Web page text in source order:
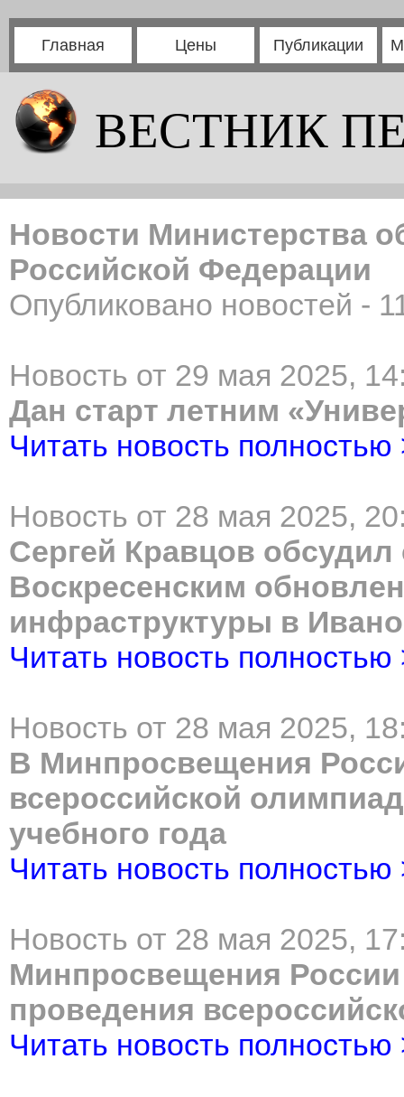
Главная Цены Публикации
ВЕСТНИК
Новости Министерства
Российской Федерации
Опубликовано новостей -
Новость от 29 мая 2025,
Дан старт летним
Читать новость полностью
Новость от 28 мая 2025,
Сергей Кравцов
Воскресенским
инфраструктуры в
Читать новость полностью
Новость от 28 мая 2025,
В Минпросвещения
всероссийской
учебного года
Читать новость полностью
Новость от 28 мая 2025,
Минпросвещения
проведения
Читать новость полностью